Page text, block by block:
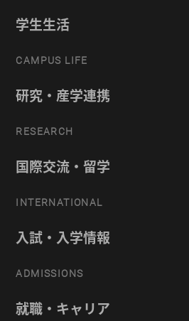
学生生活
CAMPUS LIFE
研究・産学連携
RESEARCH
国際交流・留学
INTERNATIONAL
入試・入学情報
ADMISSIONS
就職・キャリア